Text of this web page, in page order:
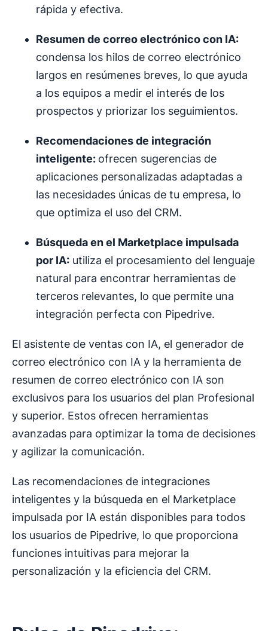
rápida y efectiva.
Resumen de correo electrónico con IA:
condensa los hilos de correo electrónico
largos en resúmenes breves, lo que ayuda
a los equipos a medir el interés de los
prospectos y priorizar los seguimientos.
Recomendaciones de integración
inteligente: ofrecen sugerencias de
aplicaciones personalizadas adaptadas a
las necesidades únicas de tu empresa, lo
que optimiza el uso del CRM.
Búsqueda en el Marketplace impulsada
por IA: utiliza el procesamiento del lenguaje
natural para encontrar herramientas de
terceros relevantes, lo que permite una
integración perfecta con Pipedrive.
El asistente de ventas con IA, el generador de
correo electrónico con IA y la herramienta de
resumen de correo electrónico con IA son
exclusivos para los usuarios del plan Profesional
y superior. Estos ofrecen herramientas
avanzadas para optimizar la toma de decisiones
y agilizar la comunicación.
Las recomendaciones de integraciones
inteligentes y la búsqueda en el Marketplace
impulsada por IA están disponibles para todos
los usuarios de Pipedrive, lo que proporciona
funciones intuitivas para mejorar la
personalización y la eficiencia del CRM.